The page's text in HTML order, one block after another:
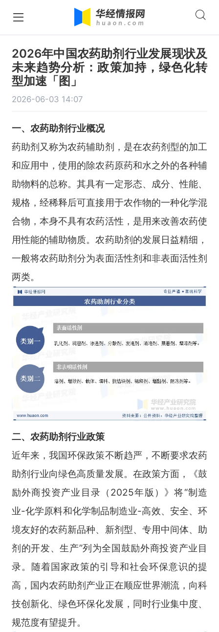
2026年中国农药助剂行业发展现状及
未来趋势分析：政策加持，绿色化转
型加速「图」
2026-06-03 14:07
一、 农药助剂行业概况
药助剂又称为农药辅助剂，是在农药剂型的加工
和应用中，使用的除农药原药和水之外的各种辅
助物料的总称。其具有一定形态、成分、性能、
规格，经稀释后可直接用于农作物的一种化学混
合物，本身不具有农药活性，是用来改善农药使
用性能的辅助物质。农药助剂的发展日益精细，
一般将农药助剂分为表面活性剂和非表面活性剂
两类。
二、 农药助剂行业政策
近年来，我国环保政策不断趋严，不断要求农药
助剂行业向绿色高质量发展。在政策方面，《鼓
励外商投资产业目录（2025年版）》将“制造
业-化学原料和化学制品制造业-高效、安全、环
境友好的农药新品种、新剂型、专用中间体、助
剂的开发、生产”列为全国鼓励外商投资产业目
录。随着国家政策的引导和社会环保意识的提
高，国内农药助剂产业正在顺应世界潮流，向科
技创新化、绿色环保化发展，同时行业集中度、
规范度有望提升。